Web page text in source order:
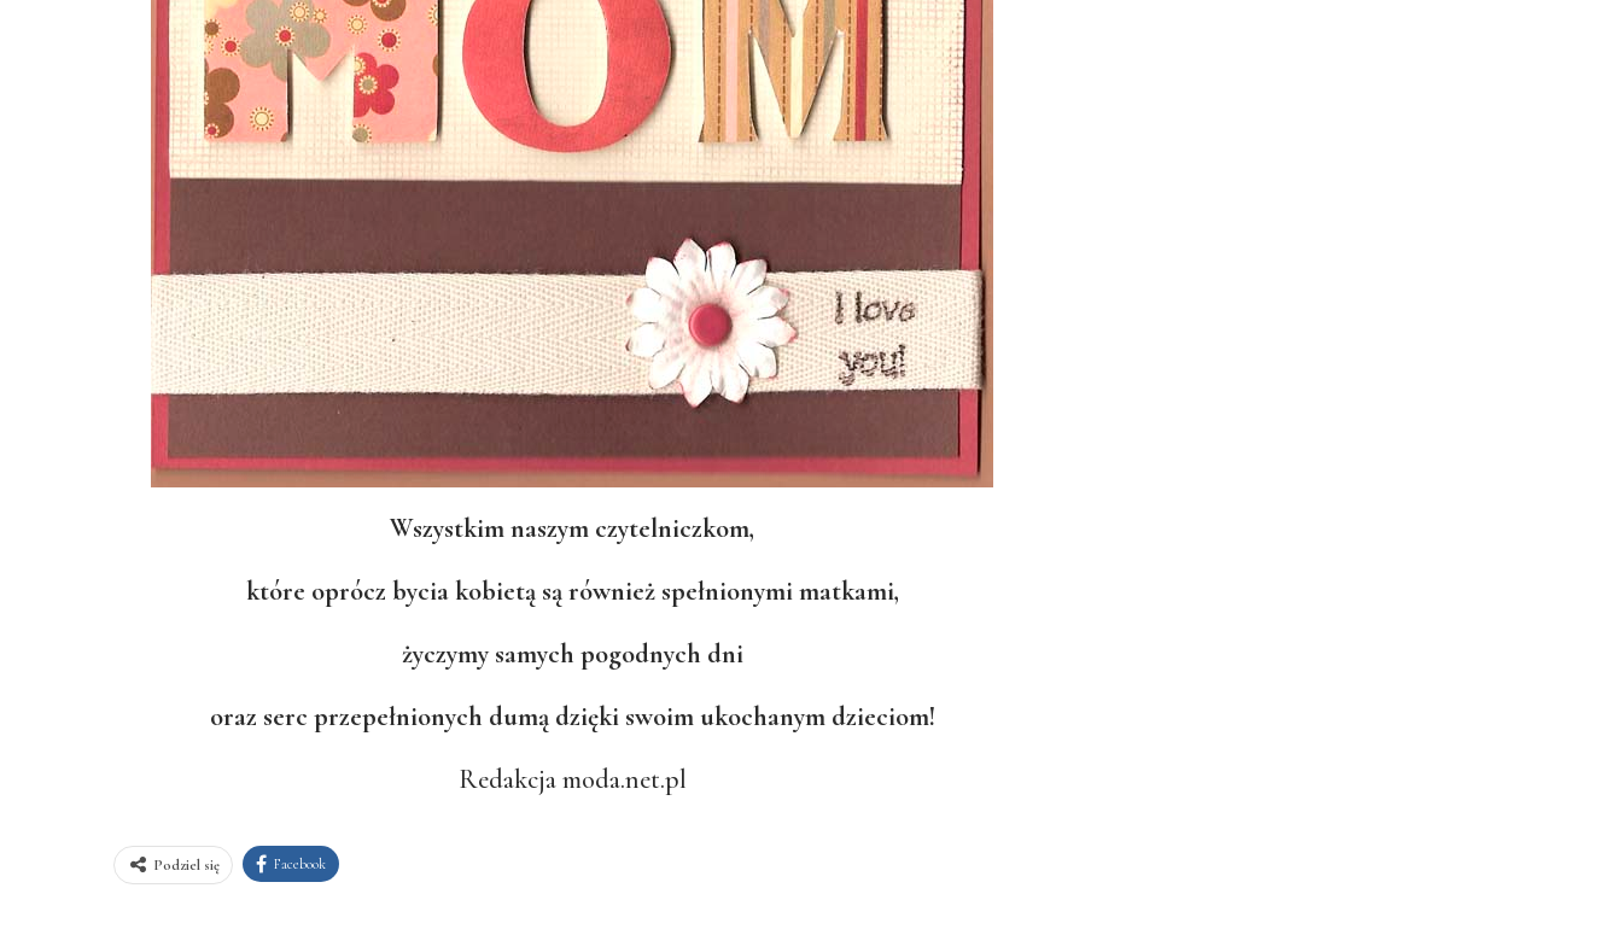
Wszystkim naszym czytelniczkom,
które oprócz bycia kobietą są również spełnionymi matkami,
życzymy samych pogodnych dni
oraz serc przepełnionych dumą dzięki swoim ukochanym dzieciom!
Redakcja moda.net.pl
Podziel się Facebook